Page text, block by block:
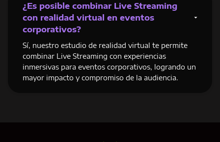
¿Es posible combinar Live Streaming
con realidad virtual en eventos
corporativos?
Sí, nuestro estudio de realidad virtual te permite
combinar Live Streaming con experiencias
inmersivas para eventos corporativos, logrando un
mayor impacto y compromiso de la audiencia.